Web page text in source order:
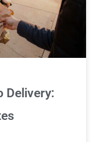
Delivery: